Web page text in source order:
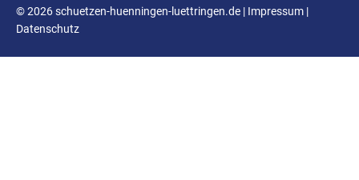
© 2026 schuetzen-huenningen-luettringen.de | Impressum |
Datenschutz